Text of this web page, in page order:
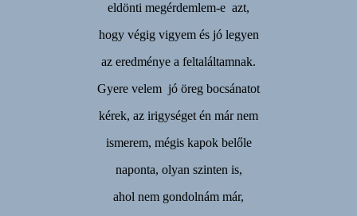
eldönti megérdemlem-e azt,
hogy végig vigyem és jó legyen
az eredménye a feltaláltamnak.
Gyere velem jó öreg bocsánatot
kérek, az irigységet én már nem
ismerem, mégis kapok belőle
naponta, olyan szinten is,
ahol nem gondolnám már,